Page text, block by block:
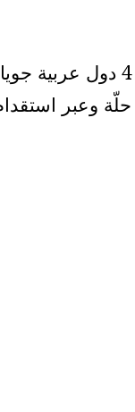
وتسعى قطر
وعبر